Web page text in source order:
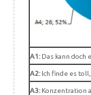
A1:Das kann doch
A2:Ich finde es
A3: Konzentration